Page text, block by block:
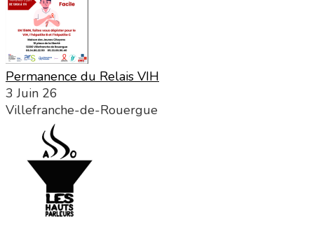
Permanence du Relais VIH
3 Juin 26
Villefranche-de-Rouergue